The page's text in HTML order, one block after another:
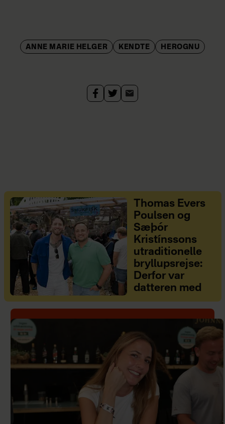
ANNE MARIE HELGER KENDTE HEROGNU
Thomas Evers
Poulsen og
Sæþór
Kristínssons
utraditionelle
bryllupsrejse:
Derfor var
datteren med